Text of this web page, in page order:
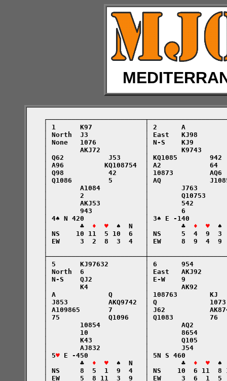
│ 1      K97             │ 2      A
│ North  J3              │ East   KJ98
│ None   1076            │ N-S    KJ9
│        AKJ72           │        K9743
│ Q62           J53      │ KQ1085
│ A96          KQ108754  │ A2            64
│ Q98           42       │ 10873
│ Q1086         5        │ AQ
│        A1084           │        J763
│        2               │        Q10753
│        AKJ53           │        542
│        943             │        6
│ 4♠ N 420               │ 3♠ E -140
    │        ♣
♦  ♥
  ♠  N   │        ♣
♦  ♥
♠
│ NS    10 11  5 10  6   │ NS     5  4  9
│ EW     3  2  8  3  4   │ EW     8  9  4
│ 5      KJ97632         │ 6      954
│ North  6               │ East   AKJ92
│ N-S    QJ2             │ E-W    9
│        K4              │        AK92
│ A             Q        │ 108763        KJ
│ J853          AKQ9742  │ Q
│ A109865       7        │ J62
│ 75            Q1096    │ Q1083         76
│        10854           │        AQ2
│        10              │        8654
│        K43             │        Q105
│        AJ832           │        J54
    │ 5
♥ E -450              │ 5N S 460
    │        ♣
♦  ♥
  ♠  N   │        ♣
♦  ♥
♠
│ NS     8  5  1  9  4   │ NS    10  6 11
│ EW     5  8 11  3  9   │ EW     3  6  1